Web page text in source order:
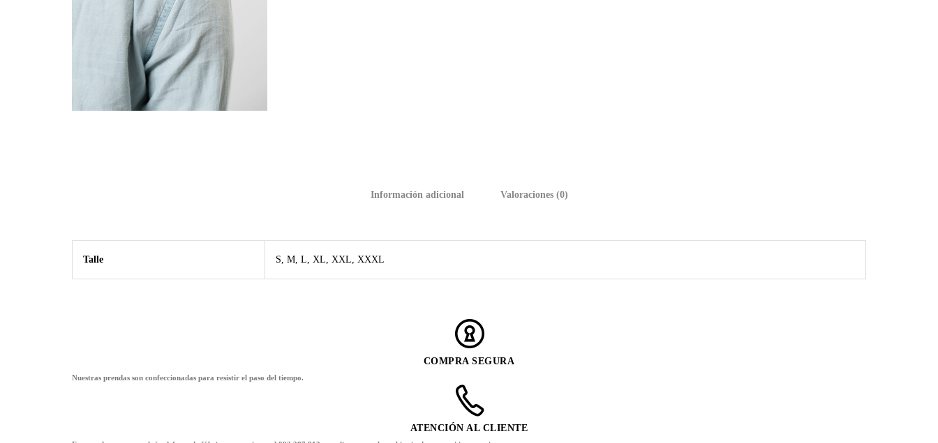
Información adicional Valoraciones (0)
Talle S, M, L, XL, XXL, XXXL
COMPRA SEGURA
Nuestras prendas son confeccionadas para resistir el paso del tiempo.
ATENCIÓN AL CLIENTE